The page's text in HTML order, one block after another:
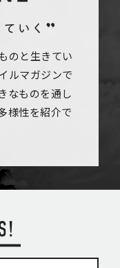
のと生きてい
ルマガジンで
なものを通し
様性を紹介で